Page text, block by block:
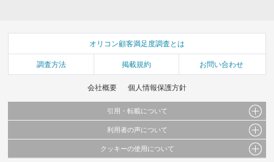
オリコン顧客満足度調査とは
調査方法 掲載規約 お問い合わせ
会社概要 個人情報保護方針
引用・転載について
当サイトで公開されている情報（文字、写真、イラスト、画像データ等）及びこれらの配
これらの情報を権利者の許可なく無断転載・複製などの二次利用を行うことは固く禁じて
利用者の声について
当サイトに掲載している内容はすべてサービスの利用者が提出された見解・感想です。
クッキーの使用について